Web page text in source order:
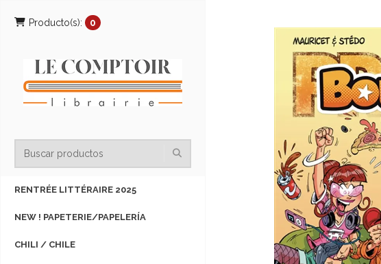
Producto(s): 0
RENTRÉE LITTÉRAIRE 2025
NEW ! PAPETERIE/PAPELERÍA
CHILI / CHILE